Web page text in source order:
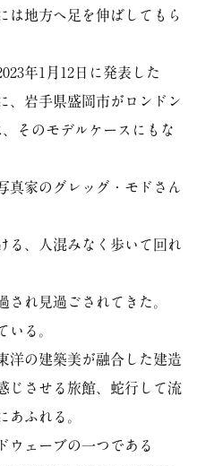
地方へ足を伸ばしてもら
年1月12日に発表した
、岩手県盛岡市がロンドン
そのモデルケースにもな
真家のグレッグ・モドさん
、人混みなく歩いて回れ
され見過ごされてきた。
いる。
洋の建築美が融合した建造
じさせる旅館、蛇行して流
あふれる。
ウェーブの一つである